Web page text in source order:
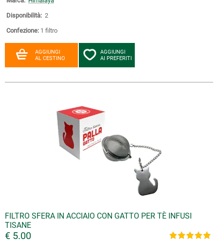
Disponibilità: 2
Confezione: 1 filtro
AGGIUNGI
AL CESTINO
AGGIUNGI
AI PREFERITI
FILTRO SFERA IN ACCIAIO CON GATTO PER TÈ INFUSI
TISANE
€ 5.00